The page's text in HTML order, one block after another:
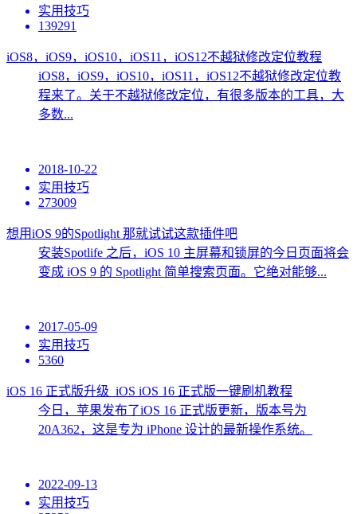
实用技巧
139291
iOS8，iOS9，iOS10，iOS11，iOS12不越狱修改定位教程
iOS8，iOS9，iOS10，iOS11，iOS12不越狱修改定位教
程来了。关于不越狱修改定位，有很多版本的工具，大
多数...
2018-10-22
实用技巧
273009
想用iOS 9的Spotlight 那就试试这款插件吧
安装Spotlife 之后，iOS 10 主屏幕和锁屏的今日页面将会
变成 iOS 9 的 Spotlight 简单搜索页面。它绝对能够...
2017-05-09
实用技巧
5360
iOS 16 正式版升级_iOS iOS 16 正式版一键刷机教程
今日，苹果发布了iOS 16 正式版更新，版本号为
20A362，这是专为 iPhone 设计的最新操作系统。
2022-09-13
实用技巧